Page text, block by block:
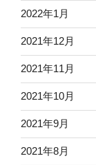
2022年1月
2021年12月
2021年11月
2021年10月
2021年9月
2021年8月